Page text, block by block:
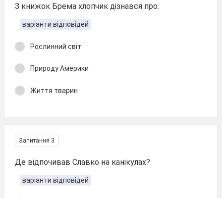
З книжок Брема хлопчик дізнався про:
варіанти відповідей
Рослинний світ
Природу Америки
Життя тварин
Запитання 3
Де відпочивав Славко на канікулах?
варіанти відповідей